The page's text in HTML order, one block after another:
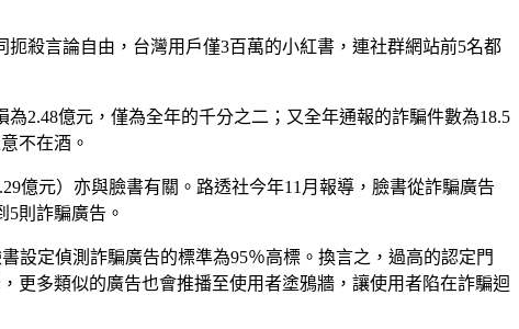
扼殺言論自由，台灣用戶僅3百萬的小紅書，連社群網站前5名都
2.48億元，僅為全年的千分之二；又全年通報的詐騙件數為18.5
不在酒。
億元）亦與臉書有關。路透社今年11月報導，臉書從詐騙廣告
則詐騙廣告。
設定偵測詐騙廣告的標準為95％高標。換言之，過高的認定門
更多類似的廣告也會推播至使用者塗鴉牆，讓使用者陷在詐騙迴